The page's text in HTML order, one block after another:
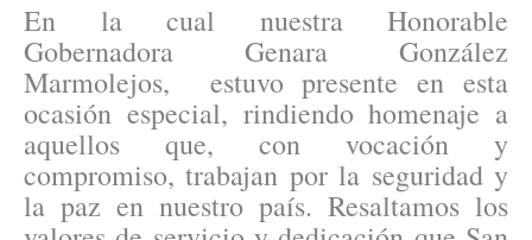
En la cual nuestra Honorable
Gobernadora Genara González
Marmolejos, estuvo presente en esta
ocasión especial, rindiendo homenaje a
aquellos que, con vocación y
compromiso, trabajan por la seguridad y
la paz en nuestro país. Resaltamos los